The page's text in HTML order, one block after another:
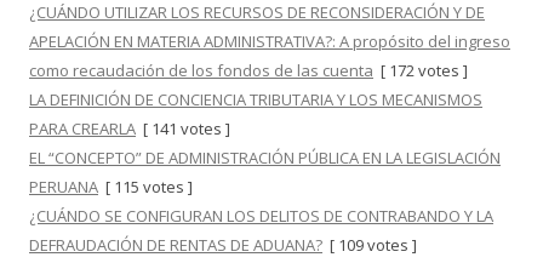
¿CUÁNDO UTILIZAR LOS RECURSOS DE RECONSIDERACIÓN Y DE
APELACIÓN EN MATERIA ADMINISTRATIVA?: A propósito del ingreso
como recaudación de los fondos de las cuenta [ 172 votes ]
LA DEFINICIÓN DE CONCIENCIA TRIBUTARIA Y LOS MECANISMOS
PARA CREARLA [ 141 votes ]
EL “CONCEPTO” DE ADMINISTRACIÓN PÚBLICA EN LA LEGISLACIÓN
PERUANA [ 115 votes ]
¿CUÁNDO SE CONFIGURAN LOS DELITOS DE CONTRABANDO Y LA
DEFRAUDACIÓN DE RENTAS DE ADUANA? [ 109 votes ]